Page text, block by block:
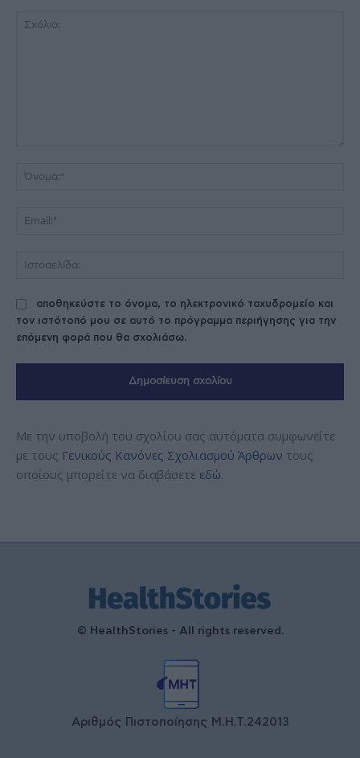
αποθηκεύστε το όνομα, το ηλεκτρονικό ταχυδρομείο και
τον ιστότοπό μου σε αυτό το πρόγραμμα περιήγησης για την
επόμενη φορά που θα σχολιάσω.
Με την υποβολή του σχολίου σας αυτόματα συμφωνείτε
με τους Γενικούς Κανόνες Σχολιασμού Άρθρων τους
οποίους μπορείτε να διαβάσετε εδώ.
© HealthStories - All rights reserved.
Αριθμός Πιστοποίησης Μ.Η.Τ.242013